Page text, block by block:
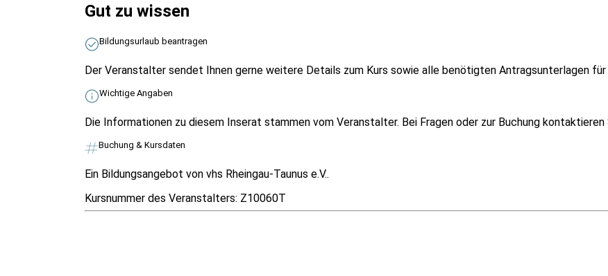
Gut zu wissen
Bildungsurlaub beantragen
Der Veranstalter sendet Ihnen gerne weitere Details zum Kurs sowie alle benötigten Antragsunterlagen für
Wichtige Angaben
Die Informationen zu diesem Inserat stammen vom Veranstalter. Bei Fragen oder zur Buchung
Buchung & Kursdaten
Ein Bildungsangebot von vhs Rheingau-Taunus e.V..
Kursnummer des Veranstalters: Z10060T